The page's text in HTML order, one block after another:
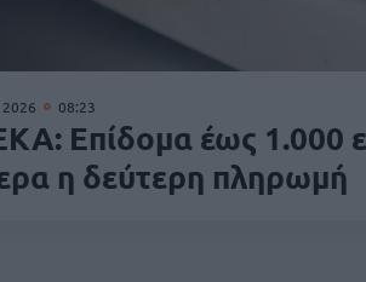
08:23
Επίδομα έως 1.000
η δεύτερη πληρωμή